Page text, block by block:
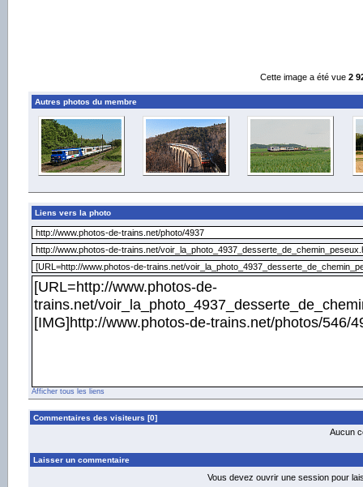
Cette image a été vue 2
Autres photos du membre
Liens vers la photo
Afficher tous les liens
Commentaires des visiteurs [0]
Aucun
Laisser un commentaire
Vous devez ouvrir une session pour